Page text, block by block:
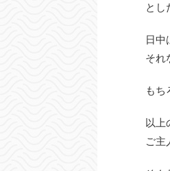
とし
日中
それ
も
以上
ご主